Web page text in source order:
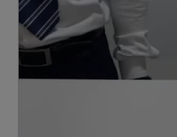
と便利✨ ワンタッチで1
人の空間を作り出せる コ
ンパクトテント⛺️ 出入口
は開閉らくらく 両面スラ